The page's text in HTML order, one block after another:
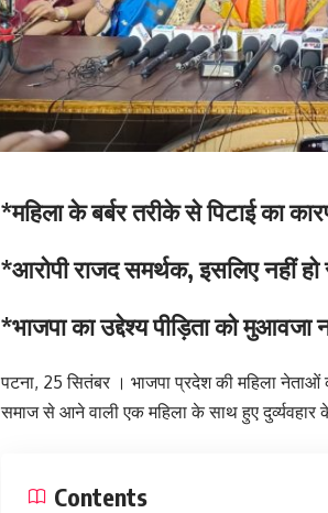
*महिला के बर्बर तरीके से पिटाई का
*आरोपी राजद समर्थक, इसलिए नहीं हो
*भाजपा का उद्देश्य पीड़िता को मुआवजा
पटना, 25 सितंबर । भाजपा प्रदेश की महिला
समाज से आने वाली एक महिला के साथ हुए
Contents